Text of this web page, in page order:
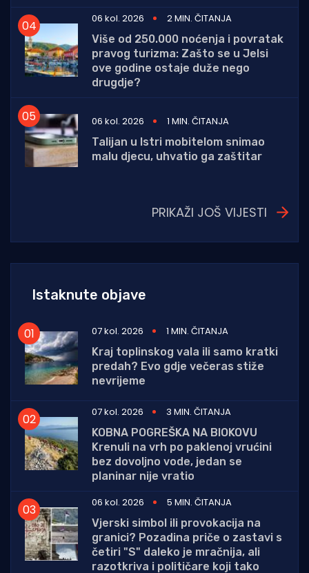
06 kol. 2026
2 MIN. ČITANJA
Više od 250.000 noćenja i povratak
pravog turizma: Zašto se u Jelsi
ove godine ostaje duže nego
drugdje?
06 kol. 2026
1 MIN. ČITANJA
Talijan u Istri mobitelom snimao
malu djecu, uhvatio ga zaštitar
PRIKAŽI JOŠ VIJESTI
Istaknute objave
07 kol. 2026
1 MIN. ČITANJA
Kraj toplinskog vala ili samo kratki
predah? Evo gdje večeras stiže
nevrijeme
07 kol. 2026
3 MIN. ČITANJA
KOBNA POGREŠKA NA BIOKOVU
Krenuli na vrh po paklenoj vrućini
bez dovoljno vode, jedan se
planinar nije vratio
06 kol. 2026
5 MIN. ČITANJA
Vjerski simbol ili provokacija na
granici? Pozadina priče o zastavi s
četiri "S" daleko je mračnija, ali
razotkriva i političare koji tako